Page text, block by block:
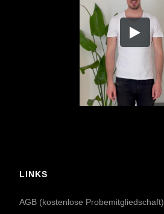
LINKS
AGB (kostenlose Probemitgliedschaft)